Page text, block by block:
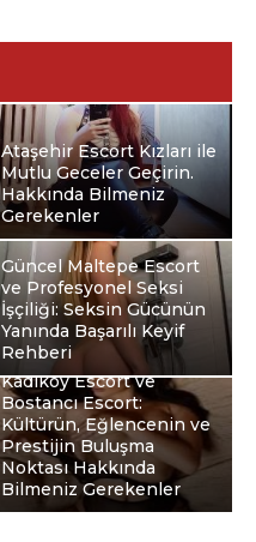
Ataşehir Escort Kızları ile
Mutlu Geceler Geçirin.
Hakkında Bilmeniz
Gerekenler
Güncel Maltepe Escort
ve Profesyonel Seksi
İşçiliği: Seksin Gücünün
Yanında Başarılı Keyif
Rehberi
Kadıköy Escort ve
Bostancı Escort:
Kültürün, Eğlencenin ve
Prestijin Buluşma
Noktası Hakkında
Bilmeniz Gerekenler